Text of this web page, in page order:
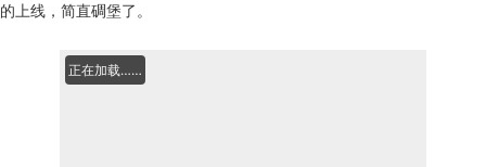
的上线，简直碉堡了。
正在加载……